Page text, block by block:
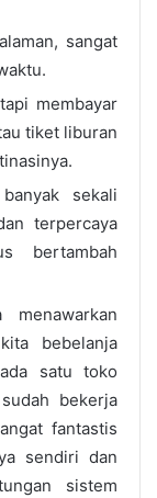
sangat
membayar
tiket liburan
sekali
terpercaya
bertambah
bebelanja
satu toko
bekerja
fantastis
sendiri dan
sistem